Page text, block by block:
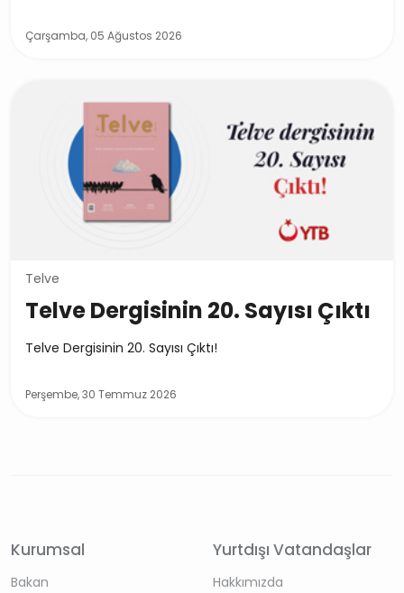
Çarşamba, 05 Ağustos 2026
Telve
Telve Dergisinin 20. Sayısı Çıktı
Telve Dergisinin 20. Sayısı Çıktı!
Perşembe, 30 Temmuz 2026
Kurumsal
Bakan
Yurtdışı Vatandaşlar
Hakkımızda